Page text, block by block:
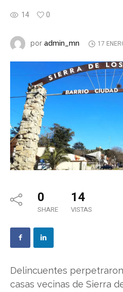
14 0
por admin_mn 17
0
SHARE
14
VISTAS
Delincuentes
casas vecinas de Sierra